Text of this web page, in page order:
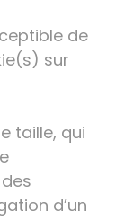
de
sur
taille, qui
d’un